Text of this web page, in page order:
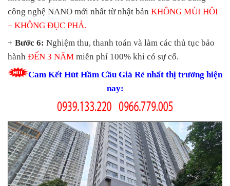
công nghệ NANO mới nhất từ nhật bản KHÔNG MÙI HÔI
– KHÔNG ĐỤC PHÁ.
+ Bước 6: Nghiệm thu, thanh toán và làm các thủ tục bảo
hành ĐẾN 3 NĂM miễn phí 100% khi có sự cố.
Cam Kết Hút Hầm Cầu Giá Rẻ nhất thị trường hiện
nay: